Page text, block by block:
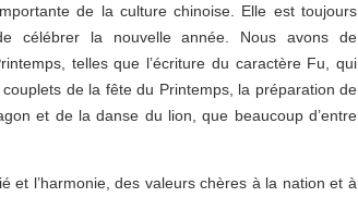
de la culture chinoise. Elle est toujours
célébrer la nouvelle année. Nous avons de
telles que l’écriture du caractère Fu, qui
de la fête du Printemps, la préparation de
et de la danse du lion, que beaucoup d’entre
et l’harmonie, des valeurs chères à la nation et à